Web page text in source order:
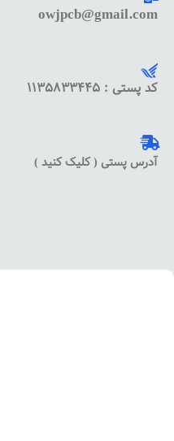
owjpcb@gmail.com
کد پستی : 1135833445
آدرس پستی ( کلیک کنید )